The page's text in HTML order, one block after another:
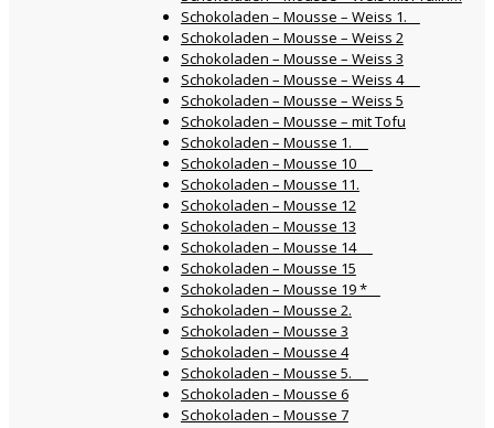
Schokoladen – Mousse – Weiss 1.
Schokoladen – Mousse – Weiss 2
Schokoladen – Mousse – Weiss 3
Schokoladen – Mousse – Weiss 4
Schokoladen – Mousse – Weiss 5
Schokoladen – Mousse – mit Tofu
Schokoladen – Mousse 1.
Schokoladen – Mousse 10
Schokoladen – Mousse 11.
Schokoladen – Mousse 12
Schokoladen – Mousse 13
Schokoladen – Mousse 14
Schokoladen – Mousse 15
Schokoladen – Mousse 19 *
Schokoladen – Mousse 2.
Schokoladen – Mousse 3
Schokoladen – Mousse 4
Schokoladen – Mousse 5.
Schokoladen – Mousse 6
Schokoladen – Mousse 7